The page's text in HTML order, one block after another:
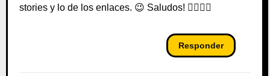
stories y lo de los enlaces. 😉 Saludos! 🙋‍♂️🙋‍♀️
Responder